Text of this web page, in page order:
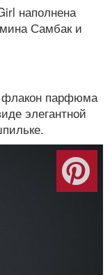
наполнена
Самбак и
флакон парфюма
элегантной